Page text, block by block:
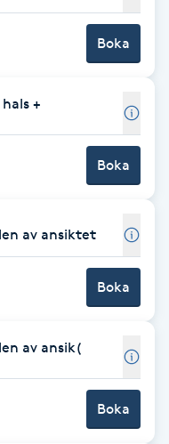
Boka
+
Boka
av ansiktet
Boka
av ansik(
Boka